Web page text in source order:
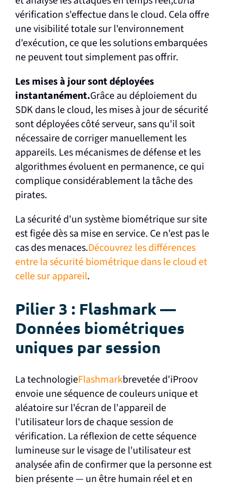
vérification s'effectue dans le cloud. Cela offre
une visibilité totale sur l'environnement
d'exécution, ce que les solutions embarquées
ne peuvent tout simplement pas offrir.
Les mises à jour sont déployées
instantanément.Grâce au déploiement du
SDK dans le cloud, les mises à jour de sécurité
sont déployées côté serveur, sans qu'il soit
nécessaire de corriger manuellement les
appareils. Les mécanismes de défense et les
algorithmes évoluent en permanence, ce qui
complique considérablement la tâche des
pirates.
La sécurité d'un système biométrique sur site
est figée dès sa mise en service. Ce n'est pas le
cas des menaces.Découvrez les différences
entre la sécurité biométrique dans le cloud et
celle sur appareil.
Pilier 3 : Flashmark —
Données biométriques
uniques par session
La technologieFlashmarkbrevetée d'iProov
envoie une séquence de couleurs unique et
aléatoire sur l'écran de l'appareil de
l'utilisateur lors de chaque session de
vérification. La réflexion de cette séquence
lumineuse sur le visage de l'utilisateur est
analysée afin de confirmer que la personne est
bien présente — un être humain réel et en